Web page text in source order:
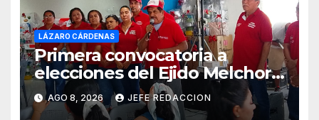
LÁZARO CÁRDENAS
Primera convocatoria a
elecciones del Ejido Melchor
Ocampo en Lázaro Cárdenas
el domingo
AGO 8, 2026 JEFE REDACCION